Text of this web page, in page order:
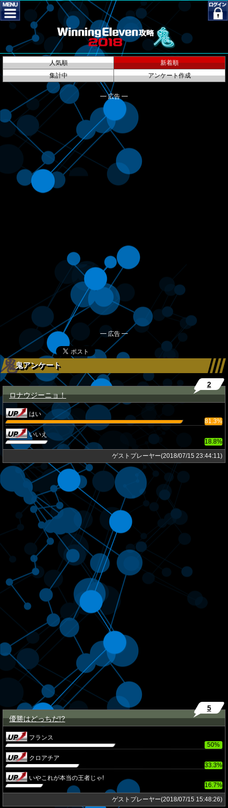
人気順
新着順
集計中
アンケート作成
━ 広告 ━
━ 広告 ━
鬼アンケート
ロナウジーニョ！
2
はい
81.3%
いいえ
18.8%
ゲストプレーヤー(2018/07/15 23:44:11)
優勝はどっちだ!?
5
フランス
50%
クロアチア
33.3%
いやこれが本当の王者じゃ!
16.7%
ゲストプレーヤー(2018/07/15 15:48:26)